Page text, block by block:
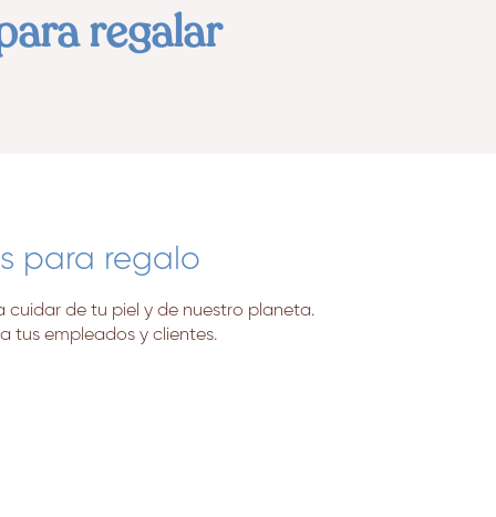
regalar
para regalo
cuidar de tu piel y de nuestro planeta.
tus empleados y clientes.